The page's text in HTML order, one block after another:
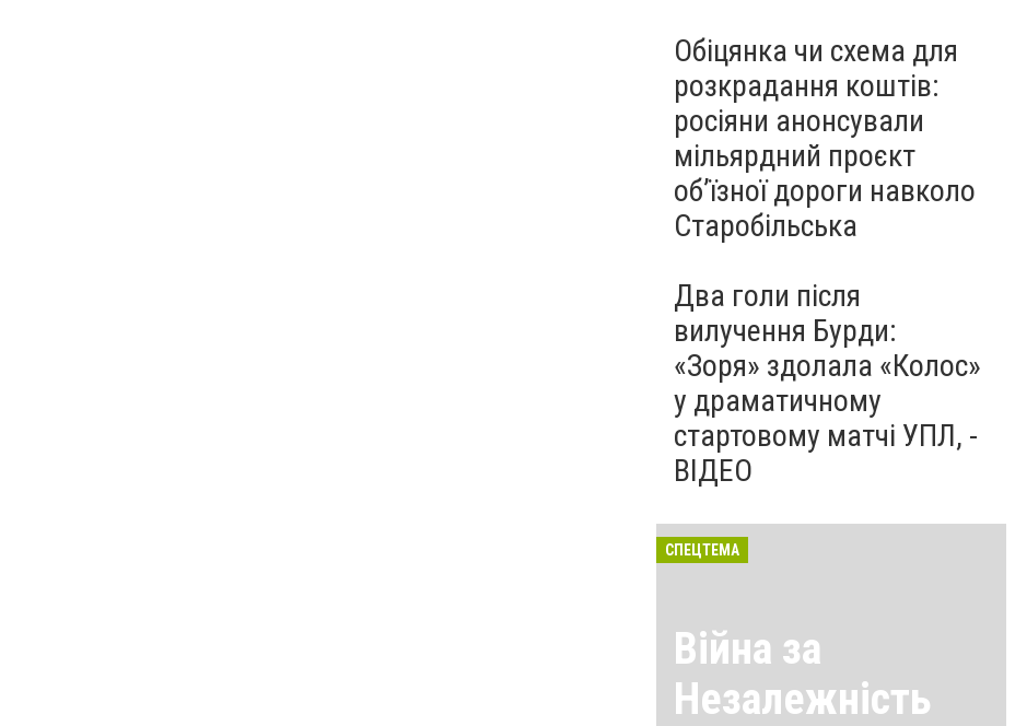
Обіцянка чи схема для
розкрадання коштів:
росіяни анонсували
мільярдний проєкт
об’їзної дороги навколо
Старобільська
Два голи після
вилучення Бурди:
«Зоря» здолала «Колос»
у драматичному
стартовому матчі УПЛ, -
ВІДЕО
СПЕЦТЕМА
Війна за
Незалежність